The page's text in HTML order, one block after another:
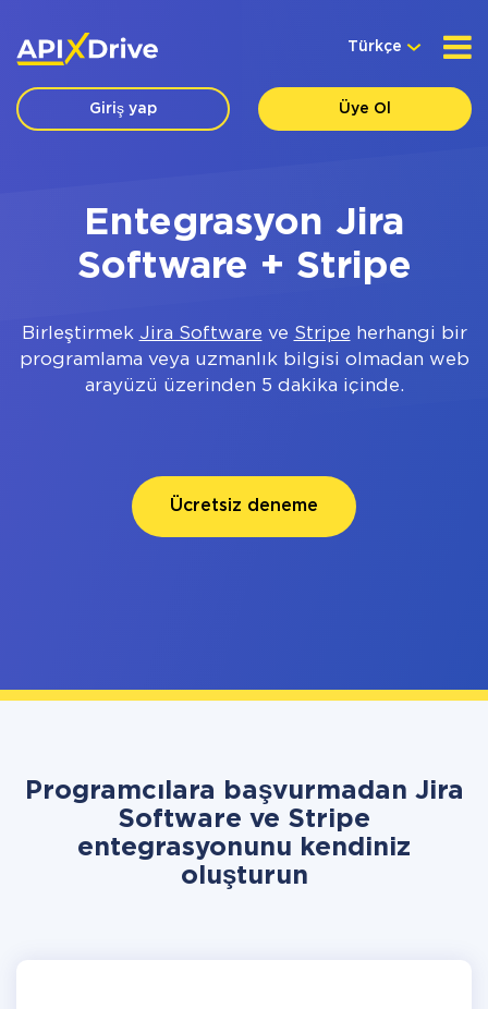
Türkçe
Giriş yap Üye Ol
Entegrasyon Jira
Software + Stripe
Birleştirmek Jira Software ve Stripe herhangi bir
programlama veya uzmanlık bilgisi olmadan web
arayüzü üzerinden 5 dakika içinde.
Ücretsiz deneme
Programcılara başvurmadan Jira
Software ve Stripe
entegrasyonunu kendiniz
oluşturun